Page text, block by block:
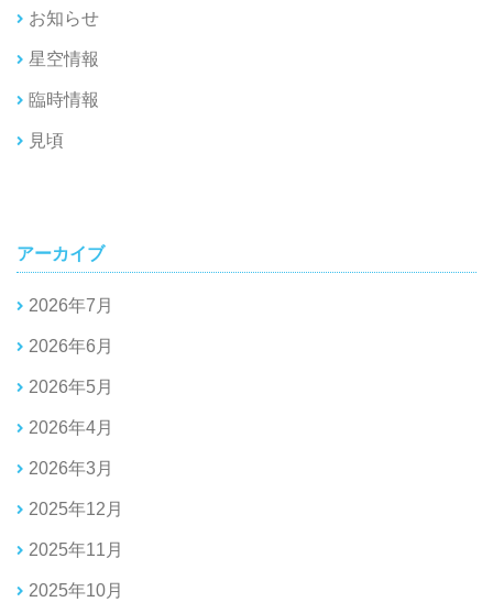
お知らせ
星空情報
臨時情報
見頃
アーカイブ
2026年7月
2026年6月
2026年5月
2026年4月
2026年3月
2025年12月
2025年11月
2025年10月